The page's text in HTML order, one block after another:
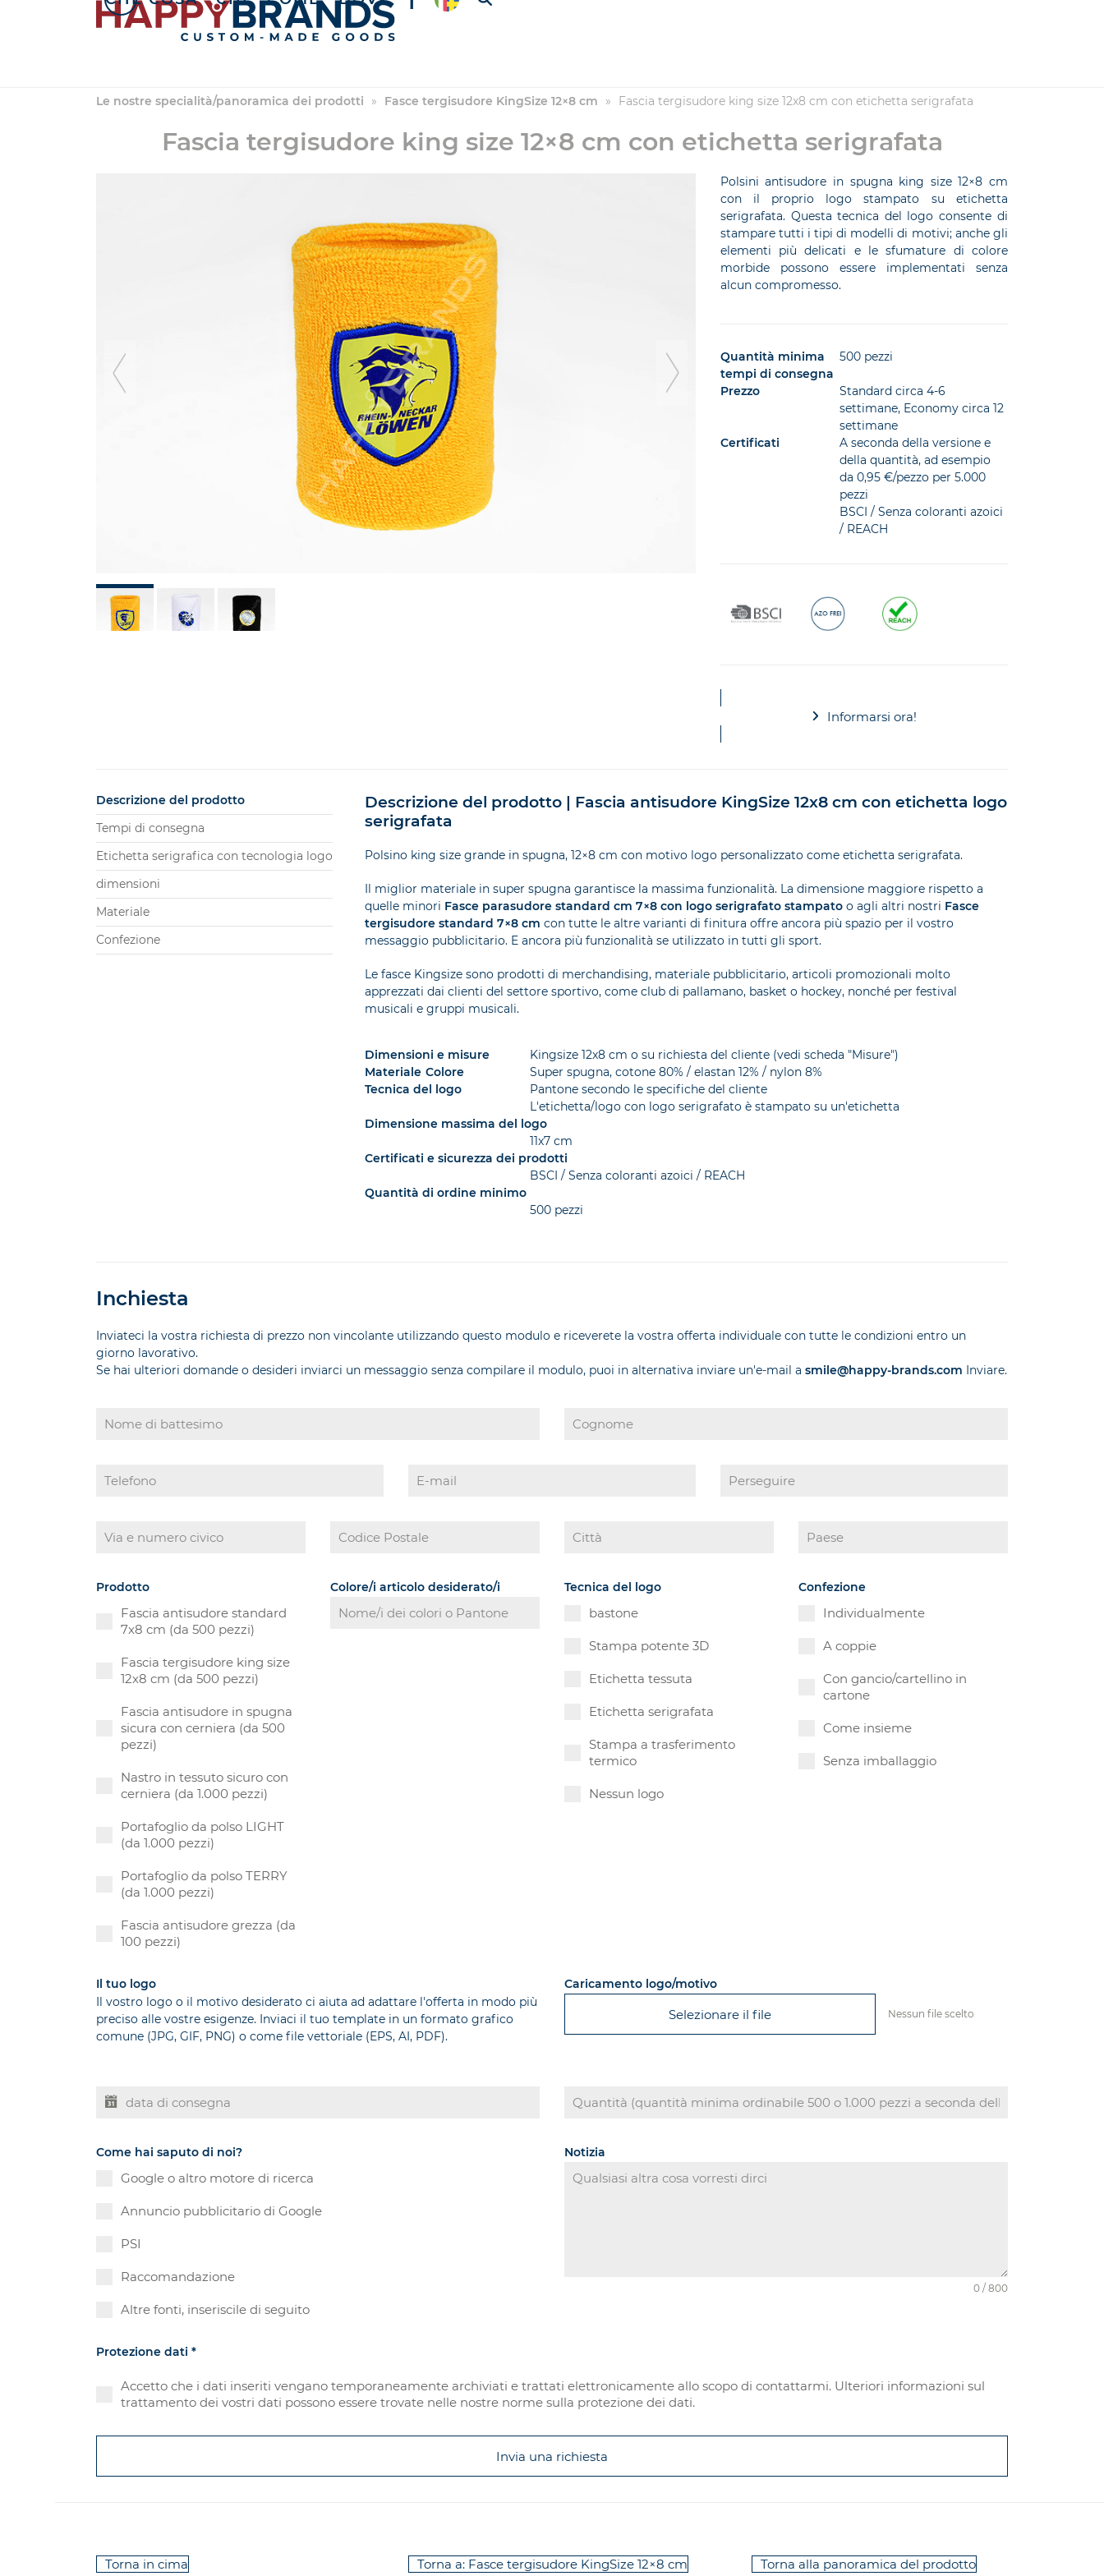
Le nostre specialità/panoramica dei prodotti » Fasce tergisudore KingSize 12×8 cm » Fascia tergisudore king size 12x8 cm con etichetta serigrafata
Fascia tergisudore king size 12×8 cm con etichetta serigrafata
diapositiva
precedente
diapositiva
successiva
Polsini antisudore in spugna king size 12×8 cm
con il proprio logo stampato su etichetta
serigrafata. Questa tecnica del logo consente di
stampare tutti i tipi di modelli di motivi; anche gli
elementi più delicati e le sfumature di colore
morbide possono essere implementati senza
alcun compromesso.
Quantità minima
500 pezzi
tempi di consegna
Standard circa 4-6
settimane, Economy circa 12
settimane
Prezzo
A seconda della versione e
della quantità, ad esempio
da 0,95 €/pezzo per 5.000
pezzi
Certificati
BSCI / Senza coloranti azoici
/ REACH
Informarsi ora!
Descrizione del prodotto
Tempi di consegna
Etichetta serigrafica con tecnologia logo
dimensioni
Materiale
Confezione
Descrizione del prodotto | Fascia antisudore KingSize 12x8 cm con etichetta logo
serigrafata
Polsino king size grande in spugna, 12×8 cm con motivo logo personalizzato come etichetta serigrafata.
Il miglior materiale in super spugna garantisce la massima funzionalità. La dimensione maggiore rispetto a
quelle minori Fasce parasudore standard cm 7×8 con logo serigrafato stampato o agli altri nostri Fasce
tergisudore standard 7×8 cm con tutte le altre varianti di finitura offre ancora più spazio per il vostro
messaggio pubblicitario. E ancora più funzionalità se utilizzato in tutti gli sport.
Le fasce Kingsize sono prodotti di merchandising, materiale pubblicitario, articoli promozionali molto
apprezzati dai clienti del settore sportivo, come club di pallamano, basket o hockey, nonché per festival
musicali e gruppi musicali.
Dimensioni e misure
Kingsize 12x8 cm o su richiesta del cliente (vedi scheda "Misure")
Materiale
Super spugna, cotone 80% / elastan 12% / nylon 8%
Colore
Pantone secondo le specifiche del cliente
Tecnica del logo
L'etichetta/logo con logo serigrafato è stampato su un'etichetta
Dimensione massima del logo
11x7 cm
Certificati e sicurezza dei prodotti
BSCI / Senza coloranti azoici / REACH
Quantità di ordine minimo
500 pezzi
Inchiesta
Inviateci la vostra richiesta di prezzo non vincolante utilizzando questo modulo e riceverete la vostra offerta individuale con tutte le condizioni entro un
giorno lavorativo.
Se hai ulteriori domande o desideri inviarci un messaggio senza compilare il modulo, puoi in alternativa inviare un'e-mail a smile@happy-brands.com Inviare.
Prodotto
Fascia antisudore standard
7x8 cm (da 500 pezzi)
Fascia tergisudore king size
12x8 cm (da 500 pezzi)
Fascia antisudore in spugna
sicura con cerniera (da 500
pezzi)
Nastro in tessuto sicuro con
cerniera (da 1.000 pezzi)
Portafoglio da polso LIGHT
(da 1.000 pezzi)
Portafoglio da polso TERRY
(da 1.000 pezzi)
Fascia antisudore grezza (da
100 pezzi)
Colore/i articolo desiderato/i Tecnica del logo
bastone
Stampa potente 3D
Etichetta tessuta
Etichetta serigrafata
Stampa a trasferimento
termico
Nessun logo
Confezione
Individualmente
A coppie
Con gancio/cartellino in
cartone
Come insieme
Senza imballaggio
Il tuo logo
Il vostro logo o il motivo desiderato ci aiuta ad adattare l'offerta in modo più
preciso alle vostre esigenze. Inviaci il tuo template in un formato grafico
comune (JPG, GIF, PNG) o come file vettoriale (EPS, AI, PDF).
Caricamento logo/motivo
Selezionare il file Nessun file scelto
Come hai saputo di noi?
Google o altro motore di ricerca
Annuncio pubblicitario di Google
PSI
Raccomandazione
Altre fonti, inseriscile di seguito
Notizia
0 / 800
Protezione dati*
Accetto che i dati inseriti vengano temporaneamente archiviati e trattati elettronicamente allo scopo di contattarmi. Ulteriori informazioni sul
trattamento dei vostri dati possono essere trovate nelle nostre norme sulla protezione dei dati.
Invia una richiesta
Torna in cima Torna a: Fasce tergisudore KingSize 12×8 cm Torna alla panoramica del prodotto